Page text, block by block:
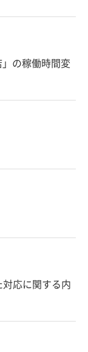
の稼働時間変
応に関する内